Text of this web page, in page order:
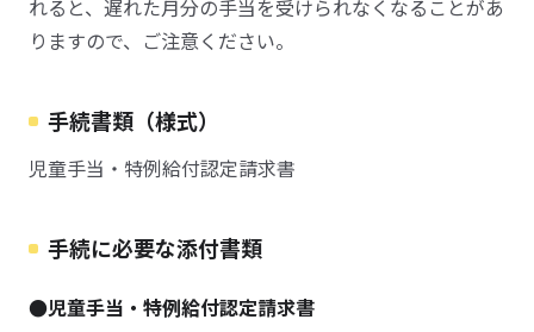
れると、遅れた月分の手当を受けられなくなることがあ
りますので、ご注意ください。
手続書類（様式）
児童手当・特例給付認定請求書
手続に必要な添付書類
●児童手当・特例給付認定請求書